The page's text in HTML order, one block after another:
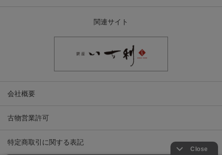
関連サイト
会社概要
古物営業許可
特定商取引に関する表記